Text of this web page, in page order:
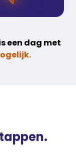
een dag met